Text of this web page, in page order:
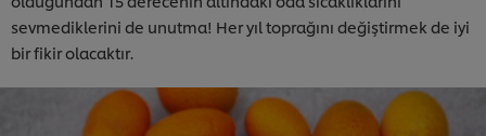
sevmediklerini de unutma! Her yıl toprağını değiştirmek de iyi
bir fikir olacaktır.